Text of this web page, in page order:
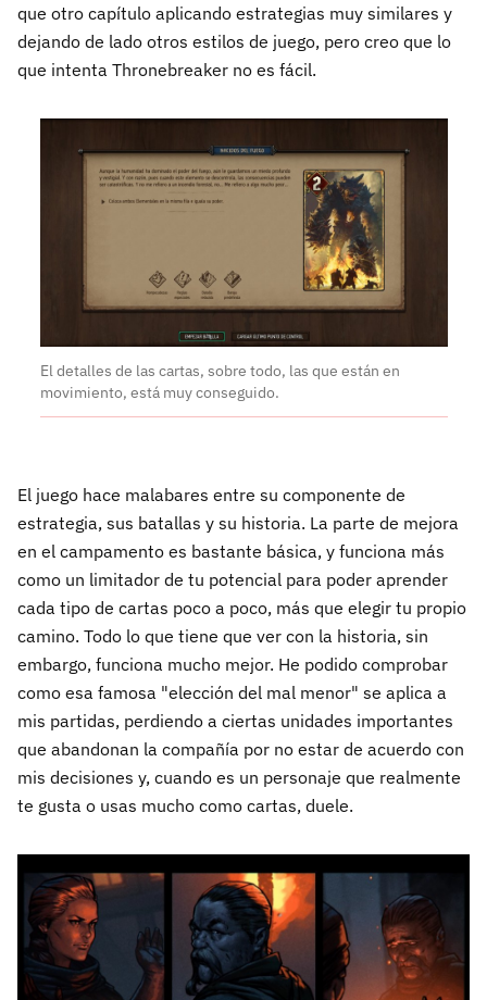
que otro capítulo aplicando estrategias muy similares y
dejando de lado otros estilos de juego, pero creo que lo
que intenta Thronebreaker no es fácil.
El detalles de las cartas, sobre todo, las que están en
movimiento, está muy conseguido.
El juego hace malabares entre su componente de
estrategia, sus batallas y su historia. La parte de mejora
en el campamento es bastante básica, y funciona más
como un limitador de tu potencial para poder aprender
cada tipo de cartas poco a poco, más que elegir tu propio
camino. Todo lo que tiene que ver con la historia, sin
embargo, funciona mucho mejor. He podido comprobar
como esa famosa "elección del mal menor" se aplica a
mis partidas, perdiendo a ciertas unidades importantes
que abandonan la compañía por no estar de acuerdo con
mis decisiones y, cuando es un personaje que realmente
te gusta o usas mucho como cartas, duele.